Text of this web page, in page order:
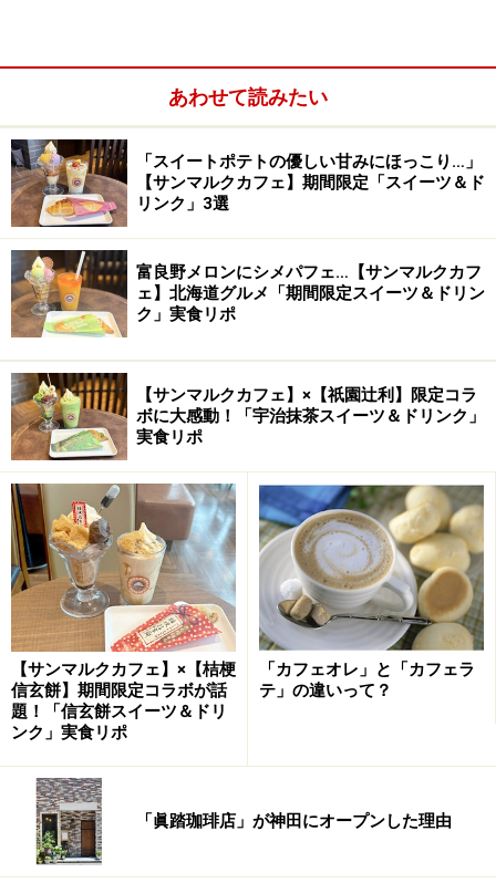
階段下には「この空間にひとりのための席を設けたく
て、最初に選びました」という、仁平古家具店が手がけ
る益子のもうひとつのショップ、pejite（ペジテ）のソフ
ァと小さなテーブル。肘かけや脚が弦楽器を思わせる曲
線を描いており、音楽が聞こえてきそうなひと揃いで
す。
カフェにはどんなメニューが登場するのでしょう。
和室を改装して造られたカフェ
※記事内容は執筆時点のものです。最新の内容をご確認くださ
い。
※メニューや料金などのデータは、取材時または記事公開時点で
の内容です。
次のページへ
あわせて読みたい
「スイートポテトの優しい甘みにほっこり…」
【サンマルクカフェ】期間限定「スイーツ＆ド
リンク」3選
富良野メロンにシメパフェ…【サンマルクカフ
ェ】北海道グルメ「期間限定スイーツ＆ドリン
ク」実食リポ
【サンマルクカフェ】×【祇園辻利】限定コラ
ボに大感動！「宇治抹茶スイーツ＆ドリンク」
実食リポ
【サンマルクカフェ】×【桔梗
信玄餅】期間限定コラボが話
題！「信玄餅スイーツ＆ドリ
ンク」実食リポ
「カフェオレ」と「カフェラ
テ」の違いって？
「眞踏珈琲店」が神田にオープンした理由